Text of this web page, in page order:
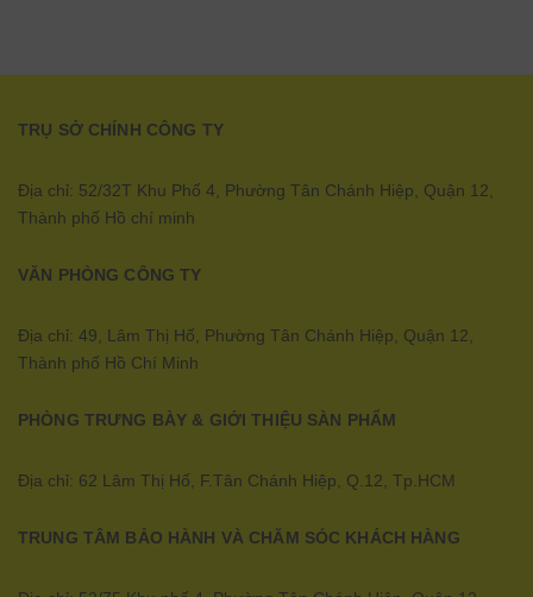
TRỤ SỞ CHÍNH CÔNG TY
Địa chỉ: 52/32T Khu Phố 4, Phường Tân Chánh Hiệp, Quận 12,
Thành phố Hồ chí minh
VĂN PHÒNG CÔNG TY
Địa chỉ: 49, Lâm Thị Hố, Phường Tân Chánh Hiệp, Quận 12,
Thành phố Hồ Chí Minh
PHÒNG TRƯNG BÀY & GIỚI THIỆU SÀN PHẨM
Địa chỉ: 62 Lâm Thị Hố, F.Tân Chánh Hiệp, Q.12, Tp.HCM
TRUNG TÂM BẢO HÀNH VÀ CHĂM SÓC KHÁCH HÀNG